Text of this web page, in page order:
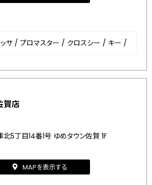
サ / プロマスター / クロスシー / キー /
賀店
5丁目14番1号 ゆめタウン佐賀 1F
MAPを表示する